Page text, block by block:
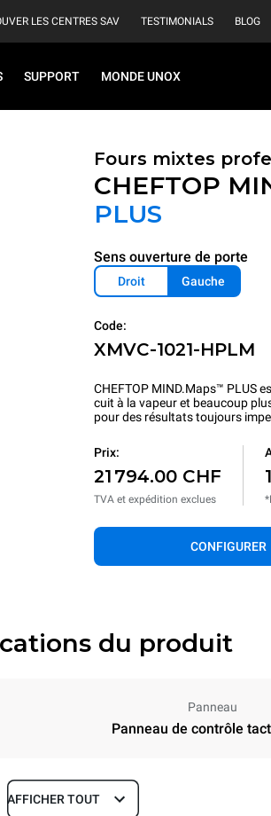
LES CENTRES SAV TESTIMONIALS BLOG
SUPPORT MONDE UNOX
Fours mixtes
CHEFTOP
PLUS
Sens ouverture de porte
Droit Gauche
Code:
XMVC-1021-HPLM
CHEFTOP MIND.Maps™ PLUS
cuit à la vapeur et beaucoup
pour des résultats toujours
Prix:
21 794.00 CHF
TVA et expédition exclues
CONFIGURER
du produit
Panneau
Panneau de contrôle
Profondeur
AFFICHER TOUT